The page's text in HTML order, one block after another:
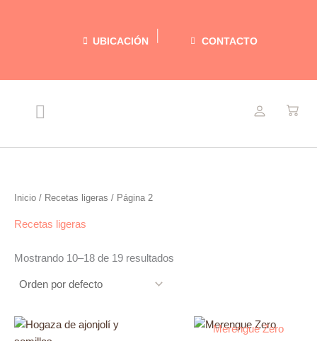
UBICACIÓN CONTACTO
Menu
Inicio / Recetas ligeras / Página 2
Recetas ligeras
Mostrando 10–18 de 19 resultados
Merengue Zero